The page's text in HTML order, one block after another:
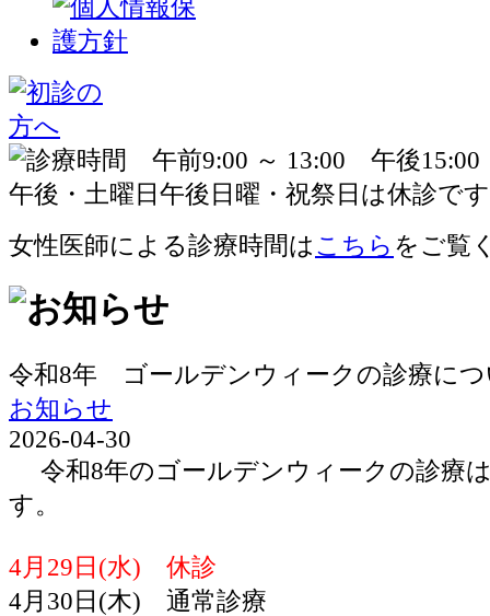
女性医師による診療時間は こちら をご覧
令和8年 ゴールデンウィークの診療に
お知らせ
2026-04-30
令和8年のゴールデンウィークの診療
す。
4月29日(水) 休診
4月30日(木) 通常診療